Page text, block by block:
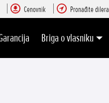
Cenovnik Pronađite dilera
Briga o vlasniku